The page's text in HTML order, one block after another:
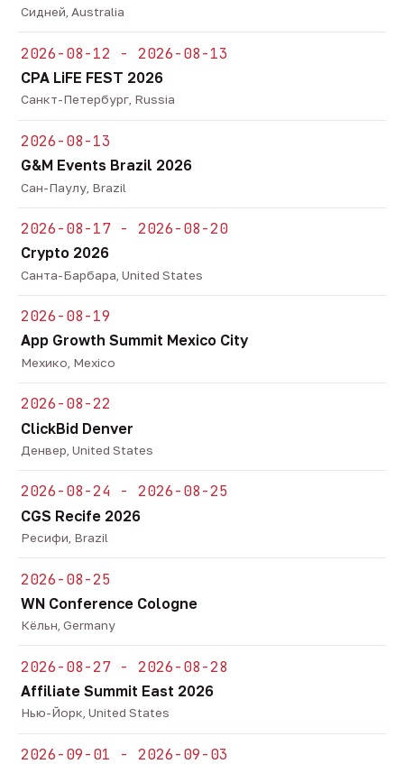
Сидней, Australia
2026-08-12 - 2026-08-13
CPA LiFE FEST 2026
Санкт-Петербург, Russia
2026-08-13
G&M Events Brazil 2026
Сан-Паулу, Brazil
2026-08-17 - 2026-08-20
Crypto 2026
Санта-Барбара, United States
2026-08-19
App Growth Summit Mexico City
Мехико, Mexico
2026-08-22
ClickBid Denver
Денвер, United States
2026-08-24 - 2026-08-25
CGS Recife 2026
Ресифи, Brazil
2026-08-25
WN Conference Cologne
Кёльн, Germany
2026-08-27 - 2026-08-28
Affiliate Summit East 2026
Нью-Йорк, United States
2026-09-01 - 2026-09-03